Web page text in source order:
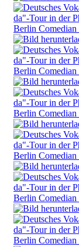
Berlin Comedian
Berlin Comedian
Berlin Comedian
Berlin Comedian
Berlin Comedian
Berlin Comedian